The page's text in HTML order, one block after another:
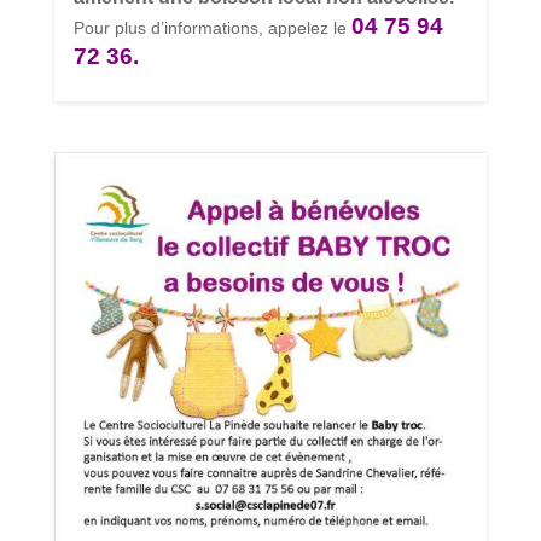
Pour plus d’informations, appelez le 04 75 94
72 36.